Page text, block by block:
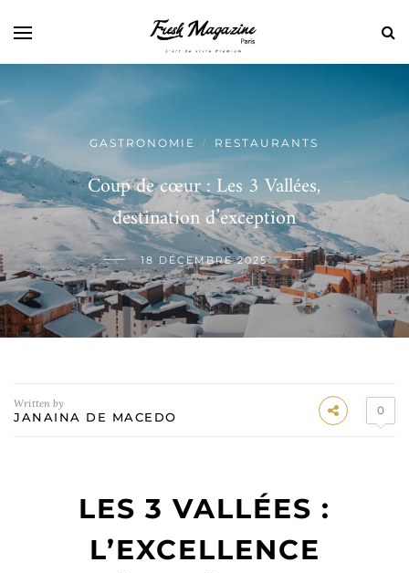
GASTRONOMIE / RESTAURANTS
Coup de cœur : Les 3 Vallées,
destination d’exception
18 DÉCEMBRE 2025
Written by
JANAINA DE MACEDO 0
LES 3 VALLÉES :
L’EXCELLENCE